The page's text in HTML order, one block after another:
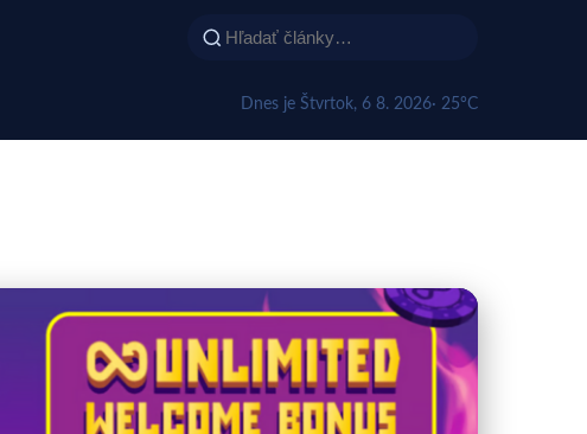
Dnes je Štvrtok, 6 8. 2026· 25°C